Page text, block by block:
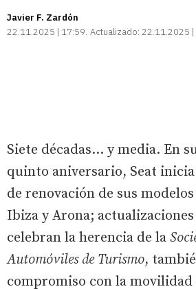
Javier F. Zardón
22.11.2025 | 17:59 Actualizado: 22.11.2025 |
Siete décadas… y media. En
quinto aniversario, Seat
de renovación de sus
Ibiza y Arona;
celebran la herencia de la
Automóviles de Turismo,
compromiso con la movilidad